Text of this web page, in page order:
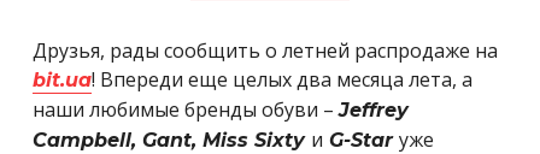
Друзья, рады сообщить о летней распродаже на
bit.ua! Впереди еще целых два месяца лета, а
наши любимые бренды обуви –Jeffrey
Campbell, Gant, Miss Sixty и G-Star уже